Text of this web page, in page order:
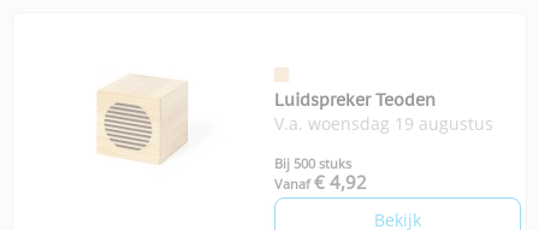
Luidspreker Teoden
V.a. woensdag 19 augustus
Bij 500 stuks
Vanaf € 4,92
Bekijk